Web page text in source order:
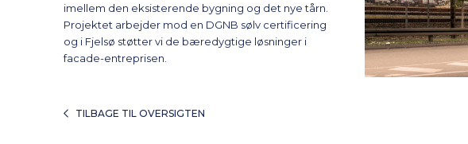
imellem den eksisterende bygning og det nye tårn.
Projektet arbejder mod en DGNB sølv certificering
og i Fjelsø støtter vi de bæredygtige løsninger i
facade-entreprisen.
TILBAGE TIL OVERSIGTEN